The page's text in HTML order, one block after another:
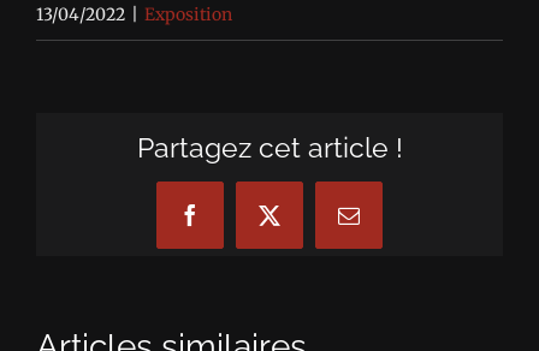
13/04/2022 Exposition
Partagez cet article !
FacebookX Email